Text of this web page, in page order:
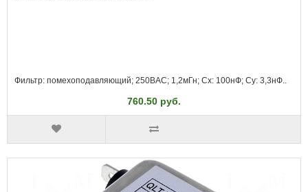
Фильтр: помехоподавляющий; 250ВAC; 1,2мГн; Cx: 100нФ; Cy: 3,3нФ..
760.50 руб.